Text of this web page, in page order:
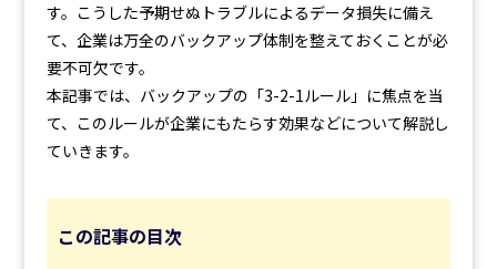
す。こうした予期せぬトラブルによるデータ損失に備え
て、企業は万全のバックアップ体制を整えておくことが必
要不可欠です。
本記事では、バックアップの「3-2-1ルール」に焦点を当
て、このルールが企業にもたらす効果などについて解説し
ていきます。
この記事の目次